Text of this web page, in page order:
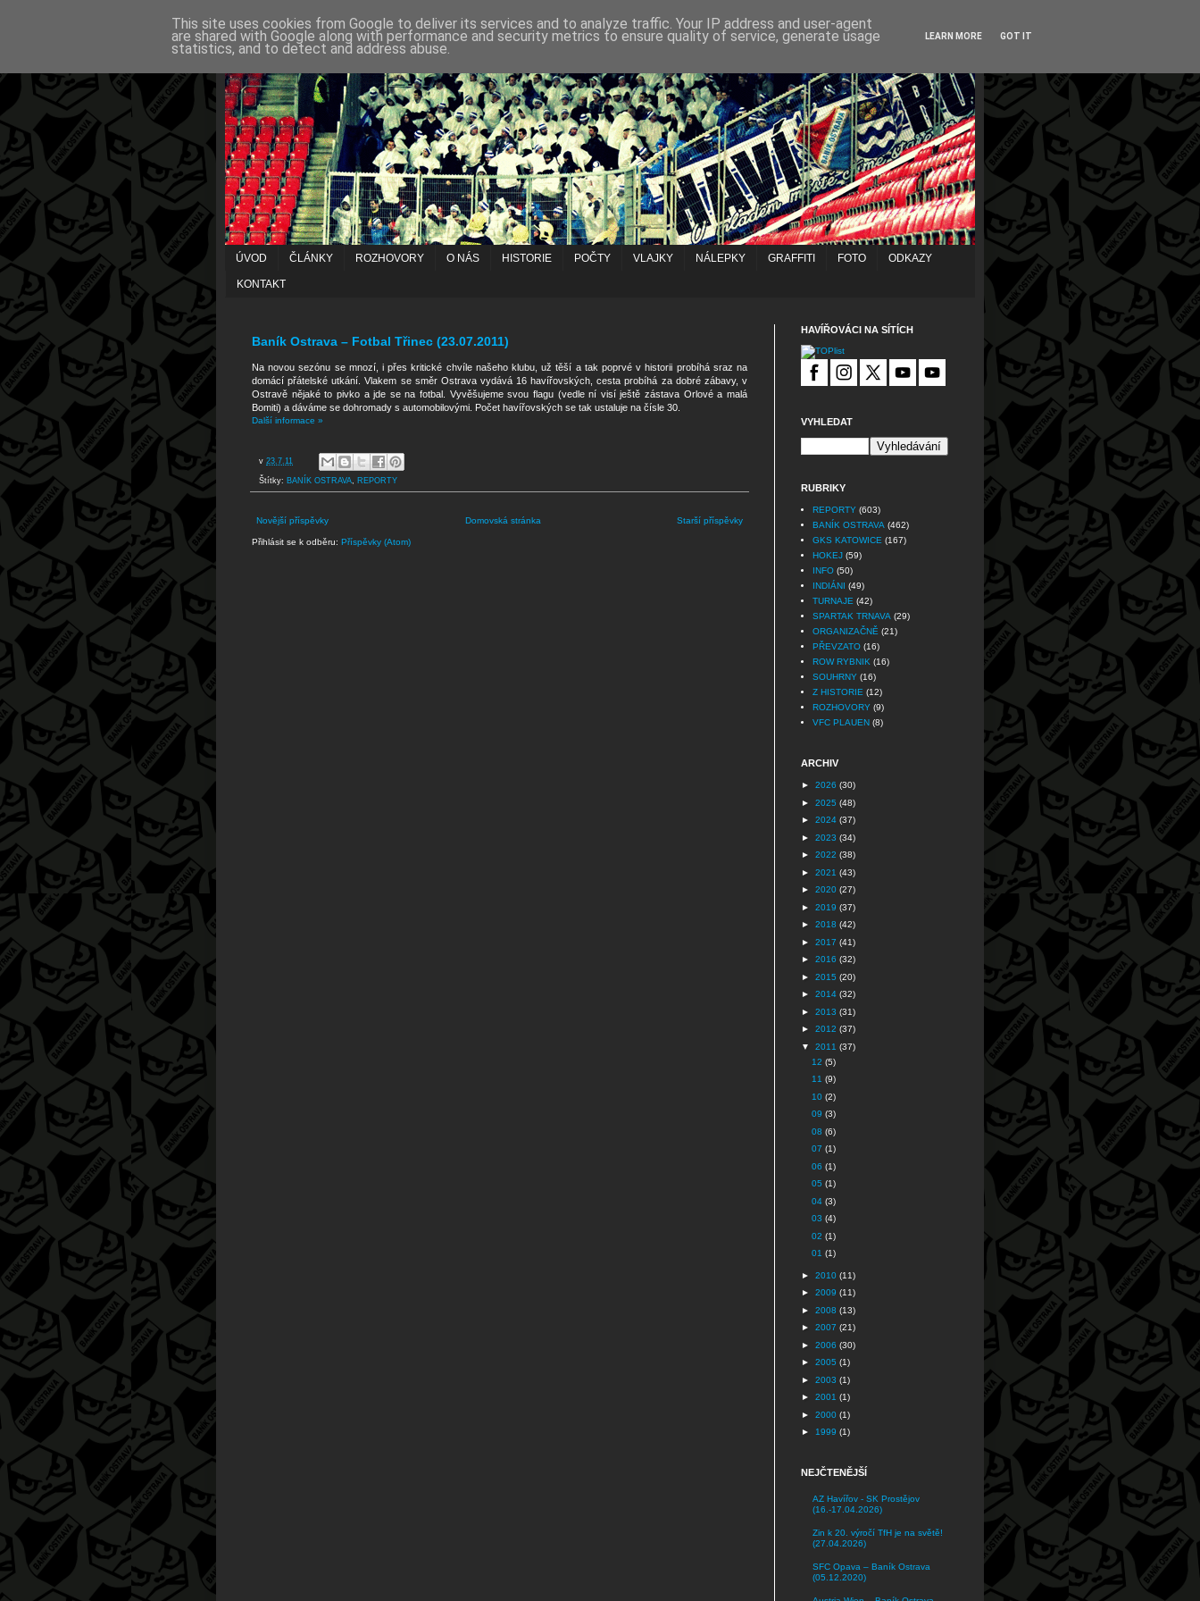
ÚVOD ČLÁNKY ROZHOVORY O NÁS HISTORIE POČTY VLAJKY NÁLEPKY GRAFFITI FOTO ODKAZY
KONTAKT
Baník Ostrava – Fotbal Třinec (23.07.2011)
Na novou sezónu se mnozí, i přes kritické chvíle našeho klubu, už těší a tak poprvé v historii probíhá sraz na
domácí přátelské utkání. Vlakem se směr Ostrava vydává 16 havířovských, cesta probíhá za dobré zábavy, v
Ostravě nějaké to pivko a jde se na fotbal. Vyvěšujeme svou flagu (vedle ní visí ještě zástava Orlové a malá
Bomiti) a dáváme se dohromady s automobilovými. Počet havířovských se tak ustaluje na čísle 30.
Další informace »
v 23.7.11
Štítky: BANÍK OSTRAVA, REPORTY
Novější příspěvky Starší příspěvky
Domovská stránka
Přihlásit se k odběru: Příspěvky (Atom)
HAVÍŘOVÁCI NA SÍTÍCH
VYHLEDAT
RUBRIKY
REPORTY (603)
BANÍK OSTRAVA (462)
GKS KATOWICE (167)
HOKEJ (59)
INFO (50)
INDIÁNI (49)
TURNAJE (42)
SPARTAK TRNAVA (29)
ORGANIZAČNĚ (21)
PŘEVZATO (16)
ROW RYBNIK (16)
SOUHRNY (16)
Z HISTORIE (12)
ROZHOVORY (9)
VFC PLAUEN (8)
ARCHIV
► 2026 (30)
► 2025 (48)
► 2024 (37)
► 2023 (34)
► 2022 (38)
► 2021 (43)
► 2020 (27)
► 2019 (37)
► 2018 (42)
► 2017 (41)
► 2016 (32)
► 2015 (20)
► 2014 (32)
► 2013 (31)
► 2012 (37)
▼ 2011 (37)
12 (5)
11 (9)
10 (2)
09 (3)
08 (6)
07 (1)
06 (1)
05 (1)
04 (3)
03 (4)
02 (1)
01 (1)
► 2010 (11)
► 2009 (11)
► 2008 (13)
► 2007 (21)
► 2006 (30)
► 2005 (1)
► 2003 (1)
► 2001 (1)
► 2000 (1)
► 1999 (1)
NEJČTENĚJŠÍ
AZ Havířov - SK Prostějov
(16.-17.04.2026)
Zin k 20. výročí TfH je na světě!
(27.04.2026)
SFC Opava – Baník Ostrava
(05.12.2020)
This site uses cookies from Google to deliver its services and to analyze traffic. Your IP address and user-agent
are shared with Google along with performance and security metrics to ensure quality of service, generate usage
statistics, and to detect and address abuse.
LEARN MORE GOT IT